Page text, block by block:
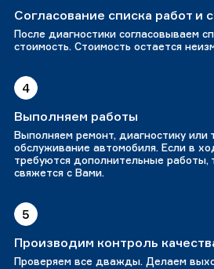
Согласование списка работ и
После диагностики согласовываем
стоимость. Стоимость остается
4
Выполняем работы
Выполняем ремонт, диагностику или
обслуживание автомобиля. Если в
требуются дополнительные
свяжется с Вами.
5
Производим контроль
Проверяем все дважды. Делаем